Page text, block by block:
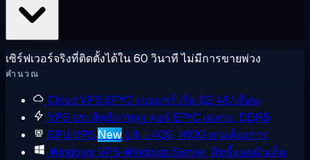
เซิร์ฟเวอร์จริงที่ติดตั้งได้ใน 60 วินาที ไม่มีการขายพ่วง
คำนวณ
Cloud VPS EPYC แบบแชร์ เริ่ม $2.48/เดือน
VPS ประสิทธิภาพสูง คอร์ EPYC เฉพาะ, DDR5
GPU VPS New L4, L40S, H100 ตามต้องการ
Windows VPS Windows Server, สิทธิ์แอดมินเต็ม